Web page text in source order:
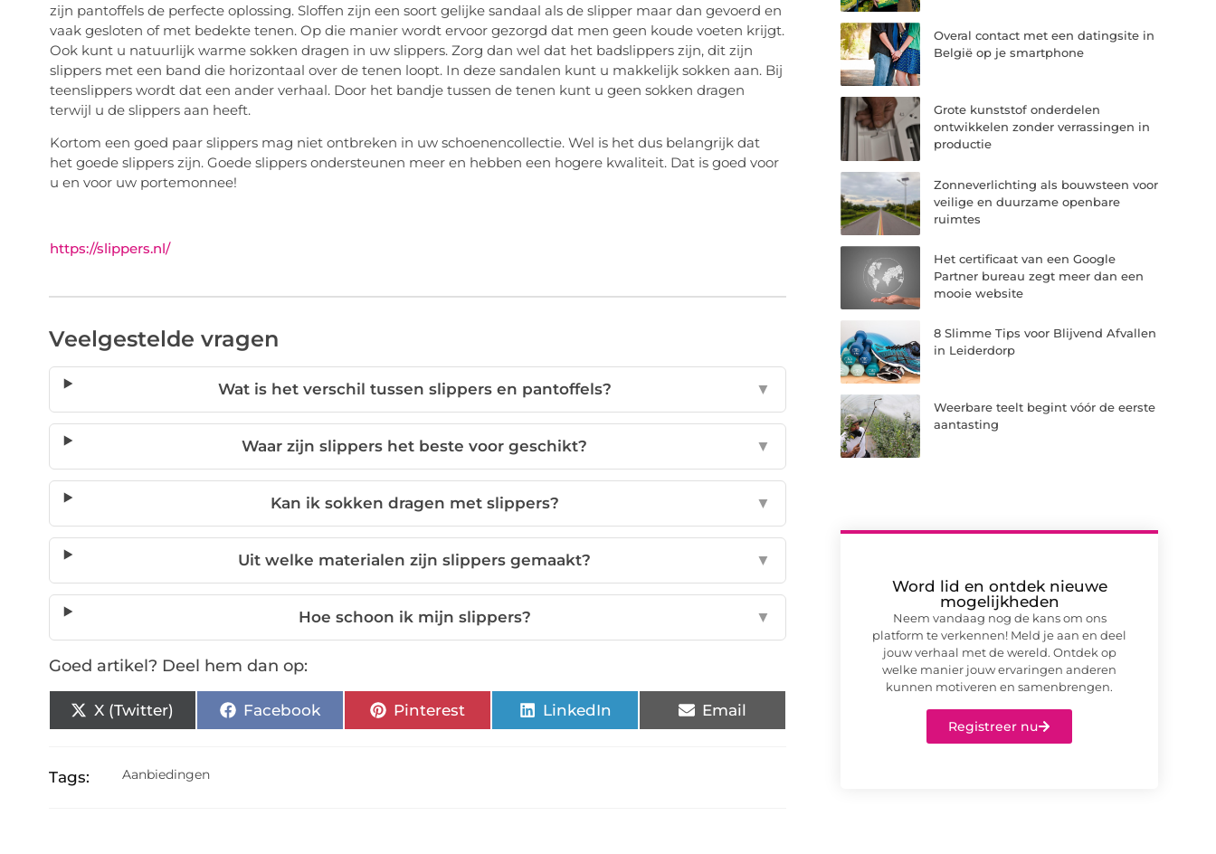
zijn pantoffels de perfecte oplossing. Sloffen zijn een soort gelijke sandaal als de slipper maar dan gevoerd en
vaak gesloten of met bedekte tenen. Op die manier wordt ervoor gezorgd dat men geen koude voeten krijgt.
Ook kunt u natuurlijk warme sokken dragen in uw slippers. Zorg dan wel dat het badslippers zijn, dit zijn
slippers met een band die horizontaal over de tenen loopt. In deze sandalen kunt u makkelijk sokken aan. Bij
teenslippers wordt dat een ander verhaal. Door het bandje tussen de tenen kunt u geen sokken dragen
terwijl u de slippers aan heeft.
Kortom een goed paar slippers mag niet ontbreken in uw schoenencollectie. Wel is het dus belangrijk dat
het goede slippers zijn. Goede slippers ondersteunen meer en hebben een hogere kwaliteit. Dat is goed voor
u en voor uw portemonnee!
https://slippers.nl/
Veelgestelde vragen
Wat is het verschil tussen slippers en pantoffels? ▼
Waar zijn slippers het beste voor geschikt? ▼
Kan ik sokken dragen met slippers? ▼
Uit welke materialen zijn slippers gemaakt? ▼
Hoe schoon ik mijn slippers? ▼
Goed artikel? Deel hem dan op:
X (Twitter) Facebook Pinterest LinkedIn Email
Tags: Aanbiedingen
Overal contact met een datingsite in
België op je smartphone
Grote kunststof onderdelen
ontwikkelen zonder verrassingen in
productie
Zonneverlichting als bouwsteen voor
veilige en duurzame openbare
ruimtes
Het certificaat van een Google
Partner bureau zegt meer dan een
mooie website
8 Slimme Tips voor Blijvend Afvallen
in Leiderdorp
Weerbare teelt begint vóór de eerste
aantasting
Word lid en ontdek nieuwe
mogelijkheden
Neem vandaag nog de kans om ons
platform te verkennen! Meld je aan en deel
jouw verhaal met de wereld. Ontdek op
welke manier jouw ervaringen anderen
kunnen motiveren en samenbrengen.
Registreer nu